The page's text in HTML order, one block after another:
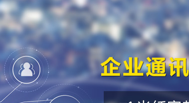
产品知识 客户案例